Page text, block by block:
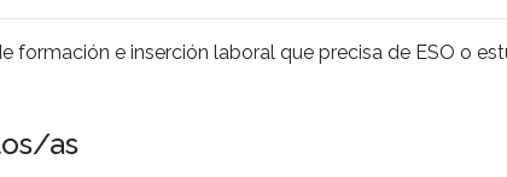
formación e inserción laboral que precisa de ESO o
as